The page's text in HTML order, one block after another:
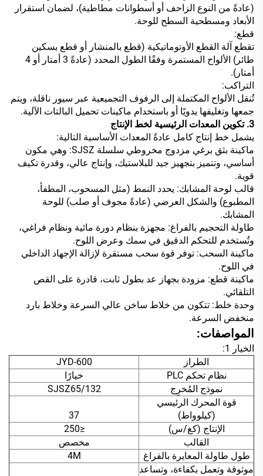
(عادةً من النوع الزاحف أو أسطوانات مطاطية)، لضمان استقرار
الأبعاد ومسطحية السطح للوحة.
قطع:
تقطع آلة القطع الأوتوماتيكية (قطع بالمنشار أو قطع بسكين
طائر) الألواح المستمرة وفقًا الطول المحدد (عادةً 3 أمتار أو 4
أمتار).
التراكب:
تُنقل الألواح المكتملة إلى الرفوف التجميعية عبر سيور ناقلة، ويتم
جمعها وتغليفها يدويًا أو باستخدام ماكينات تحميل البالتات الآلية.
3. تكوين المعدات الرئيسية لخط الإنتاج
يشمل خط إنتاج كامل عادةً المعدات الأساسية التالية:
ماكينة بثق برغي مزدوج مخروطي سلسلة SJSZ: وهي مكون
أساسي، وتتميز بتجهيز جيد للبلاستيك، وإنتاج عالي، وقدرة تكيف
قوية.
قالب لوحة المشابك: يحدد النمط (مثل المسحوب، المطفأ،
المطبوع) والشكل العرضي (عادةً مجوف أو صلب) للوحة
المشابك.
طاولة التحجيم بالفراغ: مجهزة بنظام دورة مائية ونظام فراغي،
وتُستخدم للتحكم الدقيق في سمك وعرض اللوح.
ماكينة السحب: توفر قوة سحب مستقرة لإزالة الإجهاد الداخلي
في اللوح.
ماكينة قطع: مزودة بجهاز عد بطول ثابت، قادرة على القص
التلقائي.
وحدة خلط: تتكون من خلاط ساخن عالي السرعة وخلاط بارد
منخفض السرعة.
المواصفات:
الخيار 1:
الطراز
JYD-600
نظام تحكم PLC
خيارًا
نموذج المُخرِج
SJSZ65/132
قوة المحرك الرئيسي
(كيلوواط)
37
الإنتاج (كغ/س)
≤250
القالب
مخصص
طول طاولة المعايرة بالفراغ
4M
موثوقة وتعمل بكفاءة، وتساعد